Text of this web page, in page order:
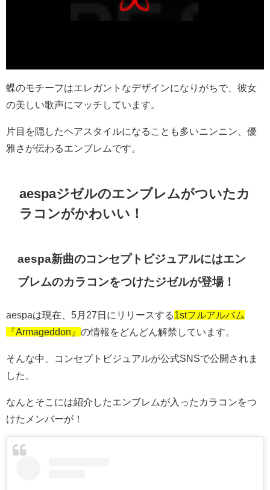
蝶のモチーフはエレガントなデザインになりがちで、彼女
の美しい歌声にマッチしています。
片目を隠したヘアスタイルになることも多いニンニン、優
雅さが伝わるエンブレムです。
aespaジゼルのエンブレムがついたカ
ラコンがかわいい！
aespa新曲のコンセプトビジュアルにはエン
ブレムのカラコンをつけたジゼルが登場！
aespaは現在、5月27日にリリースする1stフルアルバム
『Armageddon』 の情報をどんどん解禁しています。
そんな中、コンセプトビジュアルが公式SNSで公開されま
した。
なんとそこには紹介したエンブレムが入ったカラコンをつ
けたメンバーが！